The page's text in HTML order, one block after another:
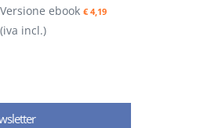
Versione ebook € 4,19
(iva incl.)